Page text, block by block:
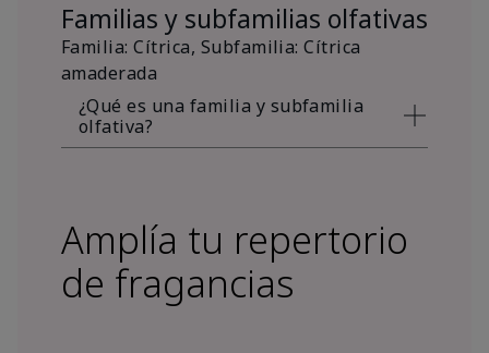
Familias y subfamilias olfativas
Familia: Cítrica, Subfamilia: Cítrica
amaderada
¿Qué es una familia y subfamilia
olfativa?
Amplía tu repertorio
de fragancias